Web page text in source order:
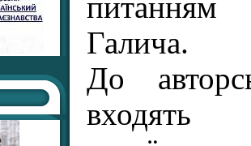
питанням
Галича.
До